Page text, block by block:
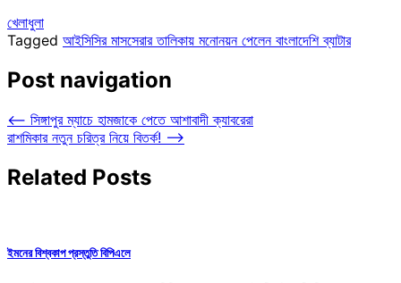
খেলাধুলা
Tagged আইসিসির মাসসেরার তালিকায় মনোনয়ন পেলেন বাংলাদেশি ব্যাটার
Post navigation
⟵ সিঙ্গাপুর ম্যাচে হামজাকে পেতে আশাবাদী ক্যাবরেরা
রাশমিকার নতুন চরিত্র নিয়ে বিতর্ক! ⟶
Related Posts
ইমনের বিশ্বকাপ প্রস্তুতি বিপিএলে